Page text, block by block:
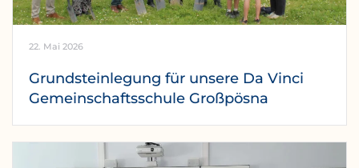
22. Mai 2026
Grundsteinlegung für unsere Da Vinci
Gemeinschaftsschule Großpösna